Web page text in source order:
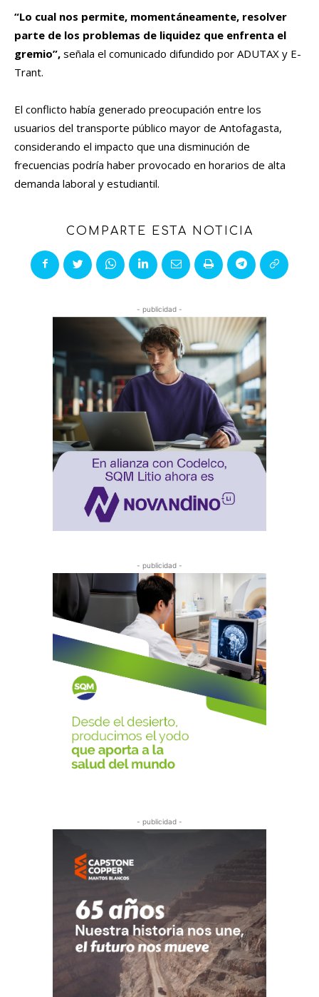
“Lo cual nos permite, momentáneamente, resolver
parte de los problemas de liquidez que enfrenta el
gremio”, señala el comunicado difundido por ADUTAX y E-
Trant.
El conflicto había generado preocupación entre los
usuarios del transporte público mayor de Antofagasta,
considerando el impacto que una disminución de
frecuencias podría haber provocado en horarios de alta
demanda laboral y estudiantil.
COMPARTE ESTA NOTICIA
- publicidad -
- publicidad -
- publicidad -